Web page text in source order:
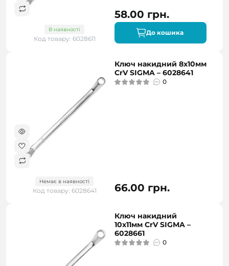
В наявності
Код товару: 6028611
58.00 грн.
До кошика
Немає в наявності
Код товару: 6028641
Ключ накидний 8х10мм
CrV SIGMA – 6028641
0
66.00 грн.
Ключ накидний
10х11мм CrV SIGMA –
6028661
0